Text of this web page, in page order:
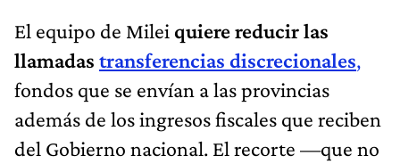
El equipo de Milei quiere reducir las
llamadas transferencias discrecionales,
fondos que se envían a las provincias
además de los ingresos fiscales que reciben
del Gobierno nacional. El recorte —que no